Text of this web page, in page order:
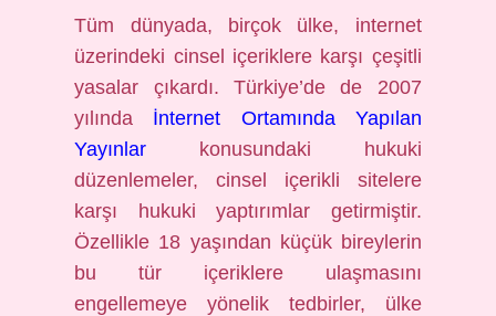
Tüm dünyada, birçok ülke, internet
üzerindeki cinsel içeriklere karşı çeşitli
yasalar çıkardı. Türkiye’de de 2007
yılında İnternet Ortamında Yapılan
Yayınlar konusundaki hukuki
düzenlemeler, cinsel içerikli sitelere
karşı hukuki yaptırımlar getirmiştir.
Özellikle 18 yaşından küçük bireylerin
bu tür içeriklere ulaşmasını
engellemeye yönelik tedbirler, ülke